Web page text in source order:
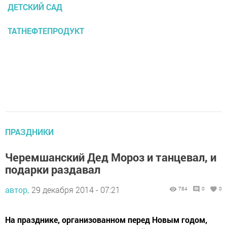
ДЕТСКИЙ САД
ТАТНЕФТЕПРОДУКТ
ПРАЗДНИКИ
Черемшанский Дед Мороз и танцевал, и
подарки раздавал
автор, 29 декабря 2014 - 07:21 784 0 0
На празднике, организованном перед Новым годом,